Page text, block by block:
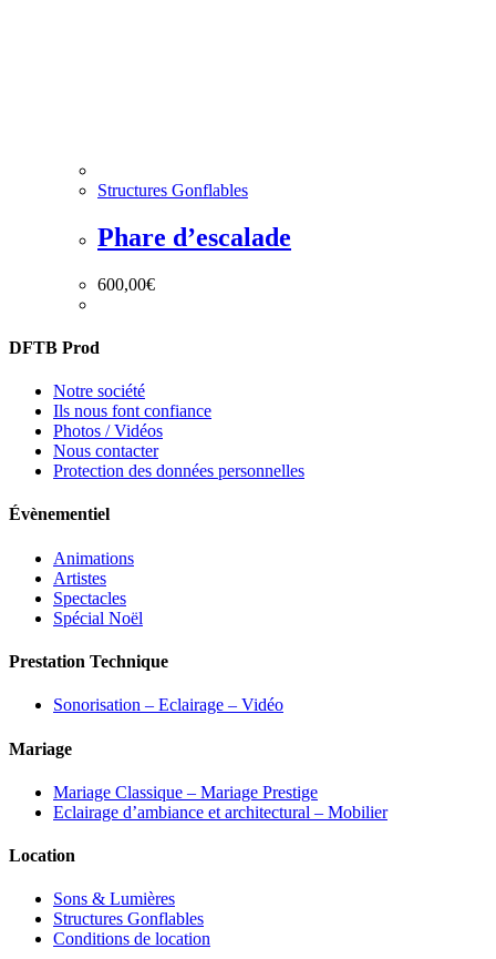
Structures Gonflables
Phare d’escalade
600,00€
DFTB Prod
Notre société
Ils nous font confiance
Photos / Vidéos
Nous contacter
Protection des données personnelles
Évènementiel
Animations
Artistes
Spectacles
Spécial Noël
Prestation Technique
Sonorisation – Eclairage – Vidéo
Mariage
Mariage Classique – Mariage Prestige
Eclairage d’ambiance et architectural – Mobilier
Location
Sons & Lumières
Structures Gonflables
Conditions de location